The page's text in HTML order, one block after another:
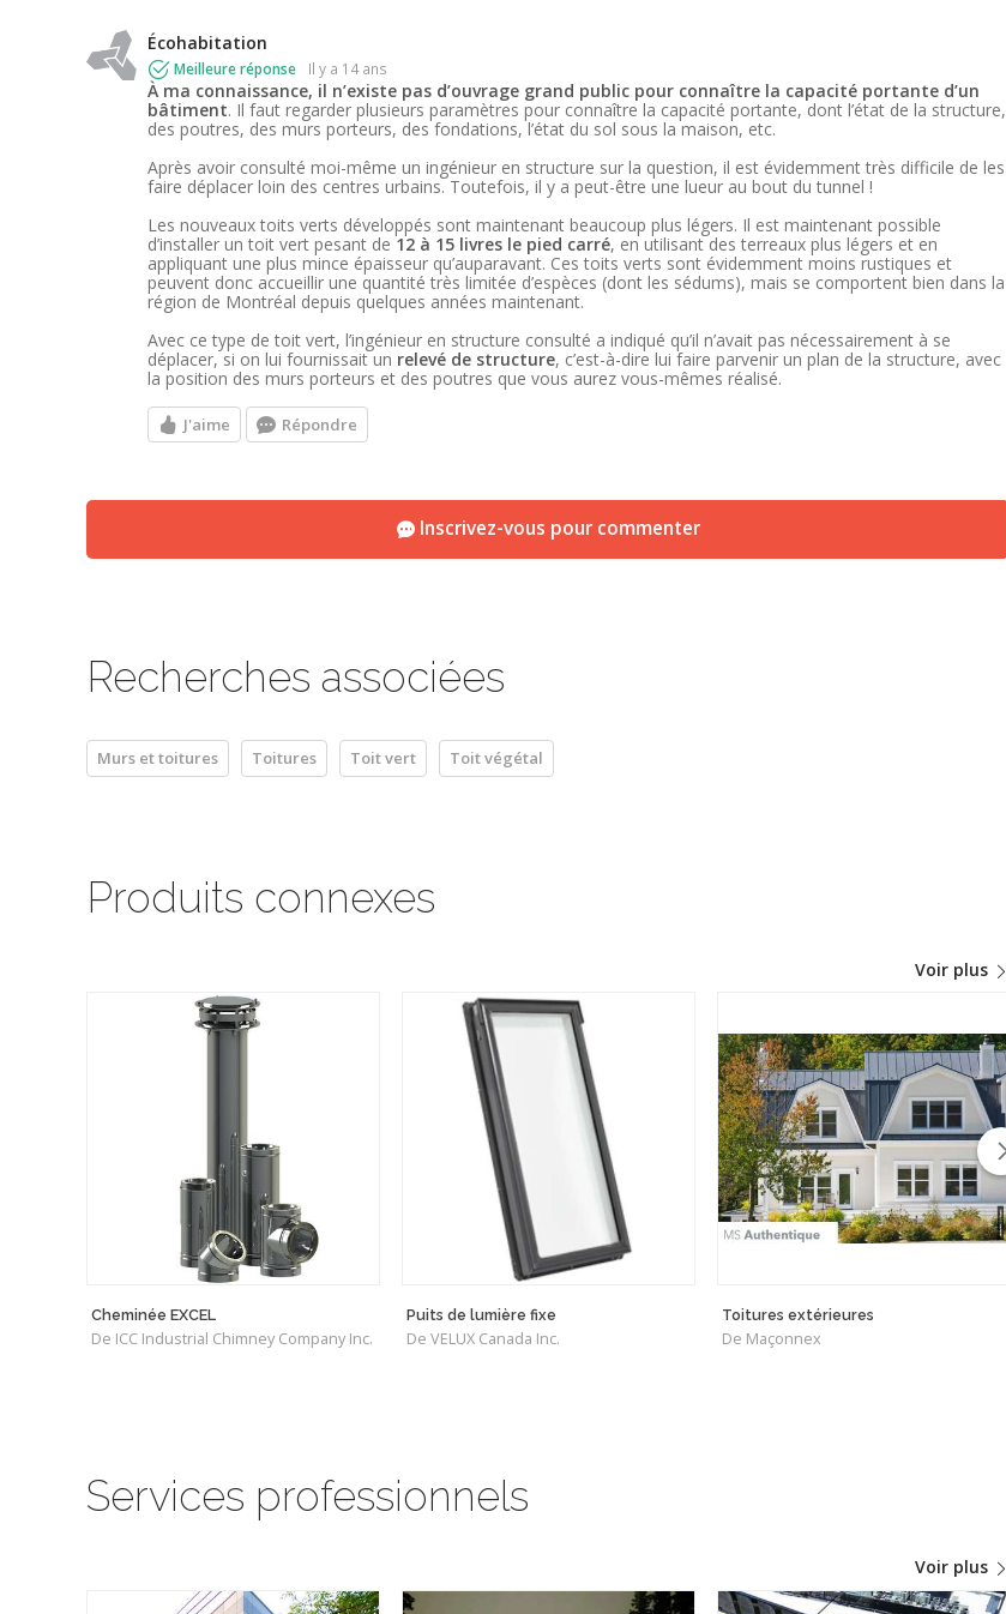
Écohabitation
Meilleure réponse il y a 14 ans
À ma connaissance, il n’existe pas d’ouvrage grand public pour connaître la capacité portante d’un
bâtiment. Il faut regarder plusieurs paramètres pour connaître la capacité portante, dont l’état de la structure,
des poutres, des murs porteurs, des fondations, l’état du sol sous la maison, etc.
Après avoir consulté moi-même un ingénieur en structure sur la question, il est évidemment très difficile de les
faire déplacer loin des centres urbains. Toutefois, il y a peut-être une lueur au bout du tunnel !
Les nouveaux toits verts développés sont maintenant beaucoup plus légers. Il est maintenant possible
d’installer un toit vert pesant de 12 à 15 livres le pied carré, en utilisant des terreaux plus légers et en
appliquant une plus mince épaisseur qu’auparavant. Ces toits verts sont évidemment moins rustiques et
peuvent donc accueillir une quantité très limitée d’espèces (dont les sédums), mais se comportent bien dans la
région de Montréal depuis quelques années maintenant.
Avec ce type de toit vert, l’ingénieur en structure consulté a indiqué qu’il n’avait pas nécessairement à se
déplacer, si on lui fournissait un relevé de structure, c’est-à-dire lui faire parvenir un plan de la structure, avec
la position des murs porteurs et des poutres que vous aurez vous-mêmes réalisé.
J'aime Répondre
Inscrivez-vous pour commenter
Recherches associées
Murs et toitures Toitures Toit vert Toit végétal
Produits connexes
Voir plus
Cheminée EXCEL
De ICC Industrial Chimney Company Inc.
Puits de lumière fixe
De VELUX Canada Inc.
Toitures extérieures
De Maçonnex
Services professionnels
Voir plus